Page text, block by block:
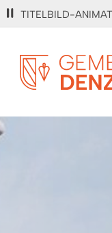
TITELBILD-